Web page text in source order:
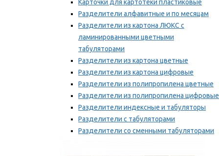
Карточки для картотеки пластиковые
Разделители алфавитные и по месяцам
Разделители из картона ЛЮКС с
ламинированными цветными
табуляторами
Разделители из картона цветные
Разделители из картона цифровые
Разделители из полипропилена цветные
Разделители из полипропилена цифровые
Разделители индексные и табуляторы
Разделители с табуляторами
Разделители со сменными табуляторами